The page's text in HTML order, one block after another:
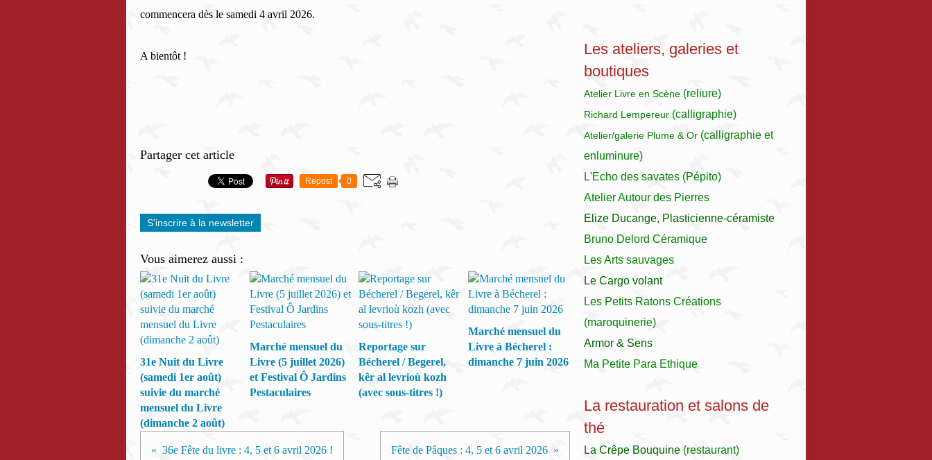
commencera dès le samedi 4 avril 2026.
A bientôt !
Partager cet article
Repost 0
S'inscrire à la newsletter
Vous aimerez aussi :
31e Nuit du Livre
(samedi 1er août)
suivie du marché
mensuel du Livre
(dimanche 2 août)
Marché mensuel du
Livre (5 juillet 2026)
et Festival Ô Jardins
Pestaculaires
Reportage sur
Bécherel / Begerel,
kêr al levrioù kozh
(avec sous-titres !)
Marché mensuel du
Livre à Bécherel :
dimanche 7 juin 2026
36e Fête du livre : 4, 5 et 6 avril 2026 ! Fête de Pâques : 4, 5 et 6 avril 2026
Les ateliers, galeries et
boutiques
Atelier Livre en Scène (reliure)
Richard Lempereur (calligraphie)
Atelier/galerie Plume & Or (calligraphie et
enluminure)
L'Echo des savates (Pépito)
Atelier Autour des Pierres
Elize Ducange, Plasticienne-céramiste
Bruno Delord Céramique
Les Arts sauvages
Le Cargo volant
Les Petits Ratons Créations
(maroquinerie)
Armor & Sens
Ma Petite Para Ethique
La restauration et salons de
thé
La Crêpe Bouquine (restaurant)